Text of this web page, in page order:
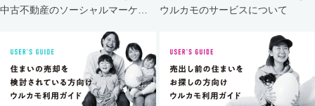
中古不動産のソーシャルマーケッ
ウルカモのサービスについて